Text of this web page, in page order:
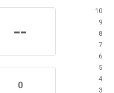
--
0
10
9
8
7
6
5
4
3